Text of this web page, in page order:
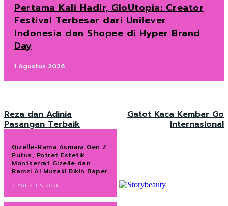
Pertama Kali Hadir, GloUtopia: Creator
Festival Terbesar dari Unilever
Indonesia dan Shopee di Hyper Brand
Day
1 Agustus 2026
Reza dan Adinia
Pasangan Terbaik
Gatot Kaca Kembar Go
Internasional
Gizelle-Rama Asmara Gen Z
Putus, Potret Estetik
Montserrat Gizelle dan
Ramzi Al Muzaki Bikin Baper
7 AGUSTUS 2026